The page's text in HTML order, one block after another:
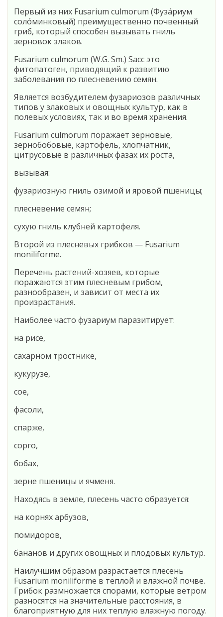
Первый из них Fusarium culmorum (Фуза́риум
соло́минковый) преимущественно почвенный
гриб, который способен вызывать гниль
зерновок злаков.
Fusarium culmorum (W.G. Sm.) Sacc это
фитопатоген, приводящий к развитию
заболевания по плесневению семян.
Является возбудителем фузариозов различных
типов у злаковых и овощных культур, как в
полевых условиях, так и во время хранения.
Fusarium culmorum поражает зерновые,
зернобобовые, картофель, хлопчатник,
цитрусовые в различных фазах их роста,
вызывая:
фузариозную гниль озимой и яровой пшеницы;
плесневение семян;
сухую гниль клубней картофеля.
Второй из плесневых грибков — Fusarium
moniliforme.
Перечень растений-хозяев, которые
поражаются этим плесневым грибом,
разнообразен, и зависит от места их
произрастания.
Наиболее часто фузариум паразитирует:
на рисе,
сахарном тростнике,
кукурузе,
сое,
фасоли,
спарже,
сорго,
бобах,
зерне пшеницы и ячменя.
Находясь в земле, плесень часто образуется:
на корнях арбузов,
помидоров,
бананов и других овощных и плодовых культур.
Наилучшим образом разрастается плесень
Fusarium moniliforme в теплой и влажной почве.
Грибок размножается спорами, которые ветром
разносятся на значительные расстояния, в
благоприятную для них теплую влажную погоду.